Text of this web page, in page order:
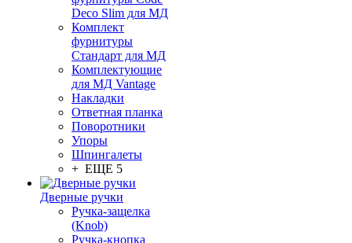
Deco Slim для МД
Комплект
фурнитуры
Стандарт для МД
Комплектующие
для МД Vantage
Накладки
Ответная планка
Поворотники
Упоры
Шпингалеты
+ ЕЩЕ 5
Дверные ручки
Ручка-защелка
(Knob)
Ручка-кнопка